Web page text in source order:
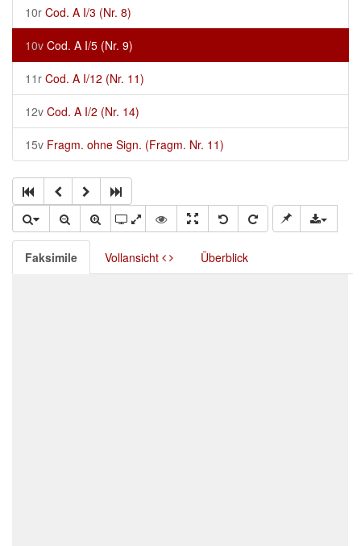
10r Cod. A I/3 (Nr. 8)
10v Cod. A I/5 (Nr. 9)
11r Cod. A I/12 (Nr. 11)
12v Cod. A I/2 (Nr. 14)
15v Fragm. ohne Sign. (Fragm. Nr. 11)
Faksimile Vollansicht Überblick